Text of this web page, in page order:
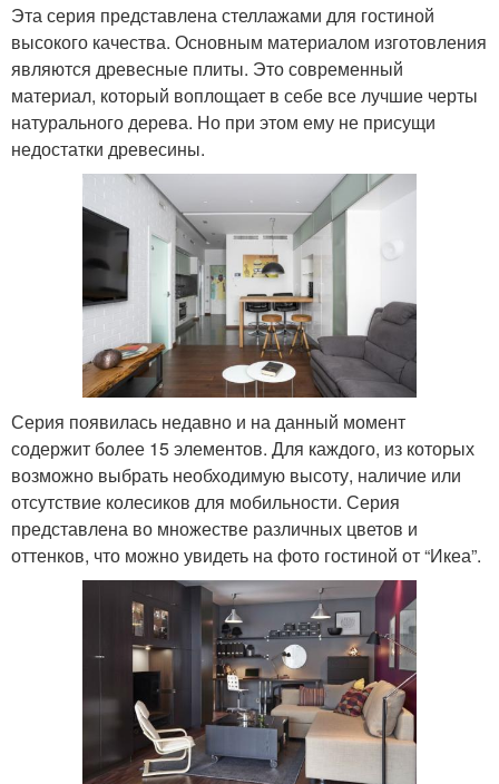
Эта серия представлена стеллажами для гостиной
высокого качества. Основным материалом изготовления
являются древесные плиты. Это современный
материал, который воплощает в себе все лучшие черты
натурального дерева. Но при этом ему не присущи
недостатки древесины.
Серия появилась недавно и на данный момент
содержит более 15 элементов. Для каждого, из которых
возможно выбрать необходимую высоту, наличие или
отсутствие колесиков для мобильности. Серия
представлена во множестве различных цветов и
оттенков, что можно увидеть на фото гостиной от “Икеа”.